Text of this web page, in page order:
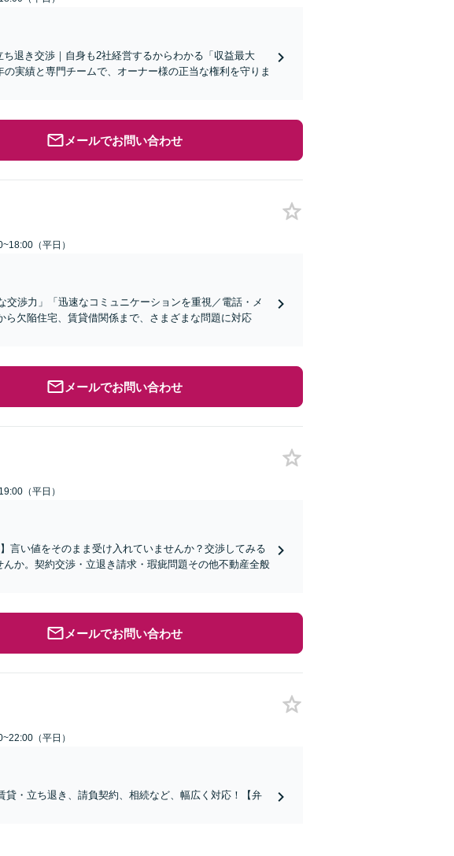
退き交渉｜自身も2社経営するからわかる「収益最大
実績と専門チームで、オーナー様の正当な権利を守りま
メールでお問い合わせ
（平日）
交渉力」「迅速なコミュニケーションを重視／電話・メ
欠陥住宅、賃貸借関係まで、さまざまな問題に対応
メールでお問い合わせ
（平日）
言い値をそのまま受け入れていませんか？交渉してみる
か。契約交渉・立退き請求・瑕疵問題その他不動産全般
メールでお問い合わせ
（平日）
貸・立ち退き、請負契約、相続など、幅広く対応！【弁